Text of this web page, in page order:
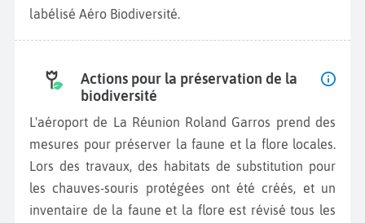
labélisé Aéro Biodiversité.
Actions pour la préservation de la
biodiversité
L'aéroport de La Réunion Roland Garros prend des
mesures pour préserver la faune et la flore locales.
Lors des travaux, des habitats de substitution pour
les chauves-souris protégées ont été créés, et un
inventaire de la faune et la flore est révisé tous les